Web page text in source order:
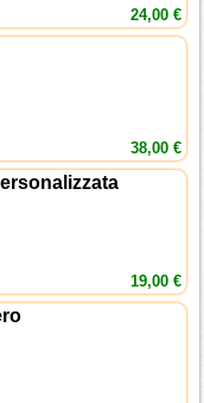
24,00 €
38,00 €
19,00 €